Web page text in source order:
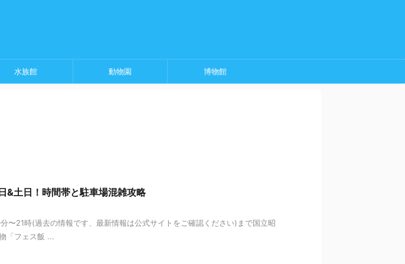
水族館 動物園 博物館
&土日！時間帯と駐車場混雑攻略
〜21時(過去の情報です、最新情報は公式サイトをご確認ください)まで国立昭
「フェス飯 ...